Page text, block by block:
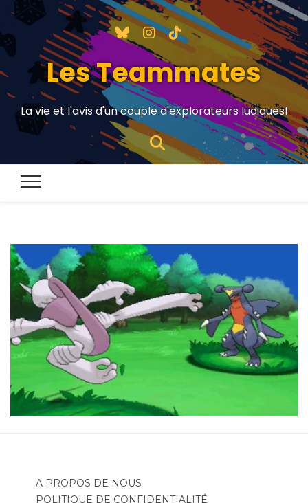
Les Teammates
La vie et l'avis d'un couple d'explorateurs ludiques!
A PROPOS DE NOUS
POLITIQUE DE CONFIDENTIALITÉ